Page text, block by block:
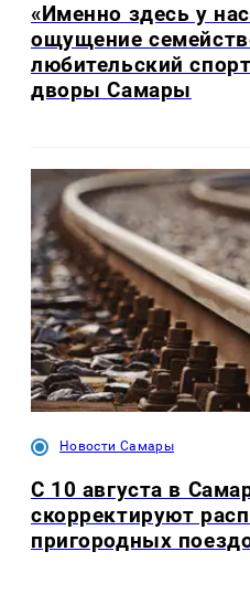
«Именно здесь у
ощущение
любительский
дворы Самары
Новости Самары
С 10 августа в
скорректируют
пригородных